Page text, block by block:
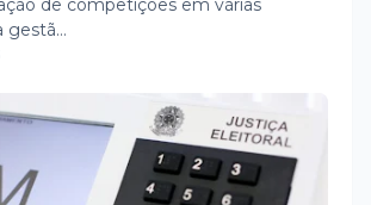
e Juventude,
a política de
ao esporte também com
de material
de competições em várias
gestã…